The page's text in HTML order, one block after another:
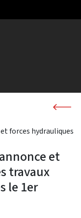
forces hydrauliques
et
travaux
le 1er